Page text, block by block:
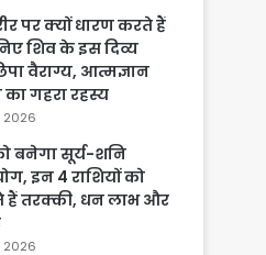
पर क्यों धारण करते हैं
शिव के इस दिव्य
वैराग्य, आत्मज्ञान
गहरा रहस्य
2026
बनेगा सूर्य-शनि
इन 4 राशियों को
तरक्की, धन लाभ और
2026